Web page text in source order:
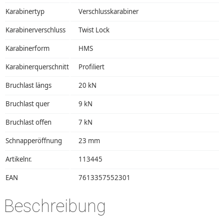
Karabinertyp Verschlusskarabiner
Karabinerverschluss Twist Lock
Karabinerform HMS
Karabinerquerschnitt Profiliert
Bruchlast längs 20 kN
Bruchlast quer 9 kN
Bruchlast offen 7 kN
Schnapperöffnung 23 mm
Artikelnr. 113445
EAN 7613357552301
Beschreibung